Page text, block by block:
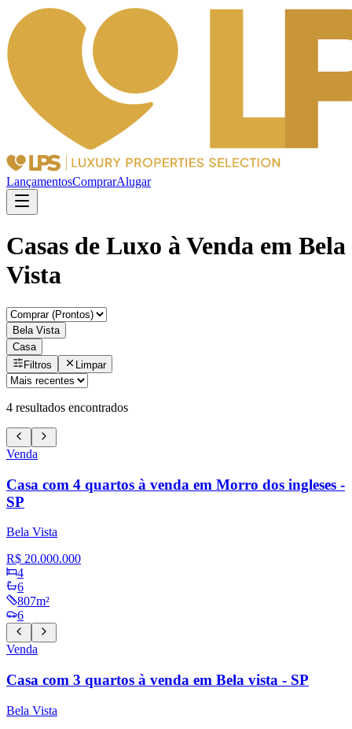
LançamentosComprarAlugar
Casas de Luxo à Venda em Bela
Vista
Bela Vista
Casa
Filtros
Limpar
4 resultados encontrados
Venda
Casa com 4 quartos à venda em Morro dos ingleses -
SP
Bela Vista
R$ 20.000.000
4
6
807m²
6
Venda
Casa com 3 quartos à venda em Bela vista - SP
Bela Vista